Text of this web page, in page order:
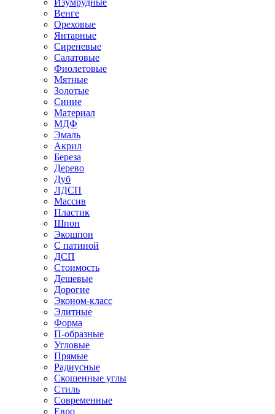
Изумрудные
Венге
Ореховые
Янтарные
Сиреневые
Салатовые
Фиолетовые
Мятные
Золотые
Синие
Материал
МДФ
Эмаль
Акрил
Береза
Дерево
Дуб
ЛДСП
Массив
Пластик
Шпон
Экошпон
С патиной
ДСП
Стоимость
Дешевые
Дорогие
Эконом-класс
Элитные
Форма
П-образные
Угловые
Прямые
Радиусные
Скошенные углы
Стиль
Современные
Евро